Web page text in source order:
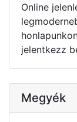
Online
jelentkezz
Megyék